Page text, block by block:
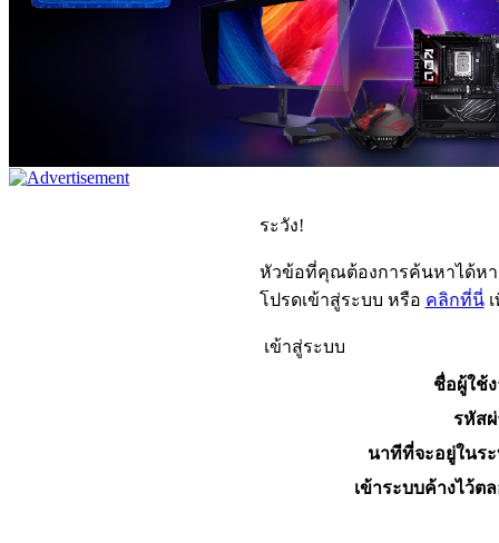
ระวัง!
หัวข้อที่คุณต้องการค้นหาได้ห
โปรดเข้าสู่ระบบ หรือ คลิกที่นี่เ
เข้าสู่ระบบ
ชื่อผู้ใช้
รหัส
นาทีที่จะอยู่ในร
เข้าระบบค้างไว้ต